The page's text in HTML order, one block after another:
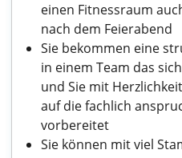
einen Fitnessraum
nach dem Feierabend
Sie bekommen eine
in einem Team das
und Sie mit
auf die fachlich
vorbereitet
Sie können mit viel